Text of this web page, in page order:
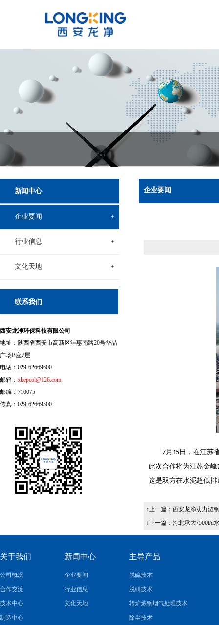
新闻中心
企业要闻 +
行业信息 +
文化天地 +
联系我们
西安龙净环保科技有限公司
地址：陕西省西安市高新区沣惠南路20号华晶
广场B座7层
电话：029-62669600
邮箱： xkepcol@126.com
邮编：710075
传真：029-62669500
企业要闻
7月 15 日，在江苏
此次合作将为江苏金峰
这是双方在水泥超低
↑上一篇： 西安龙净助力涟
↓下一篇： 河北承大7500t/d
关于我们
公司概况
合作交流
技术中心
制造中心
新闻中心
企业要闻
行业信息
文化天地
主导产品
脱硫技术
脱硝技术
转炉炼钢烟气处理技术
除尘技术